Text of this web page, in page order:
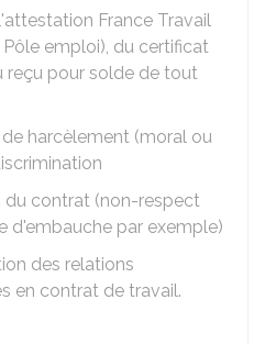
France Travail
emploi), du certificat
reçu pour solde de tout
harcèlement (moral ou
du contrat (non-respect
d'embauche par exemple)
des relations
en contrat de travail.